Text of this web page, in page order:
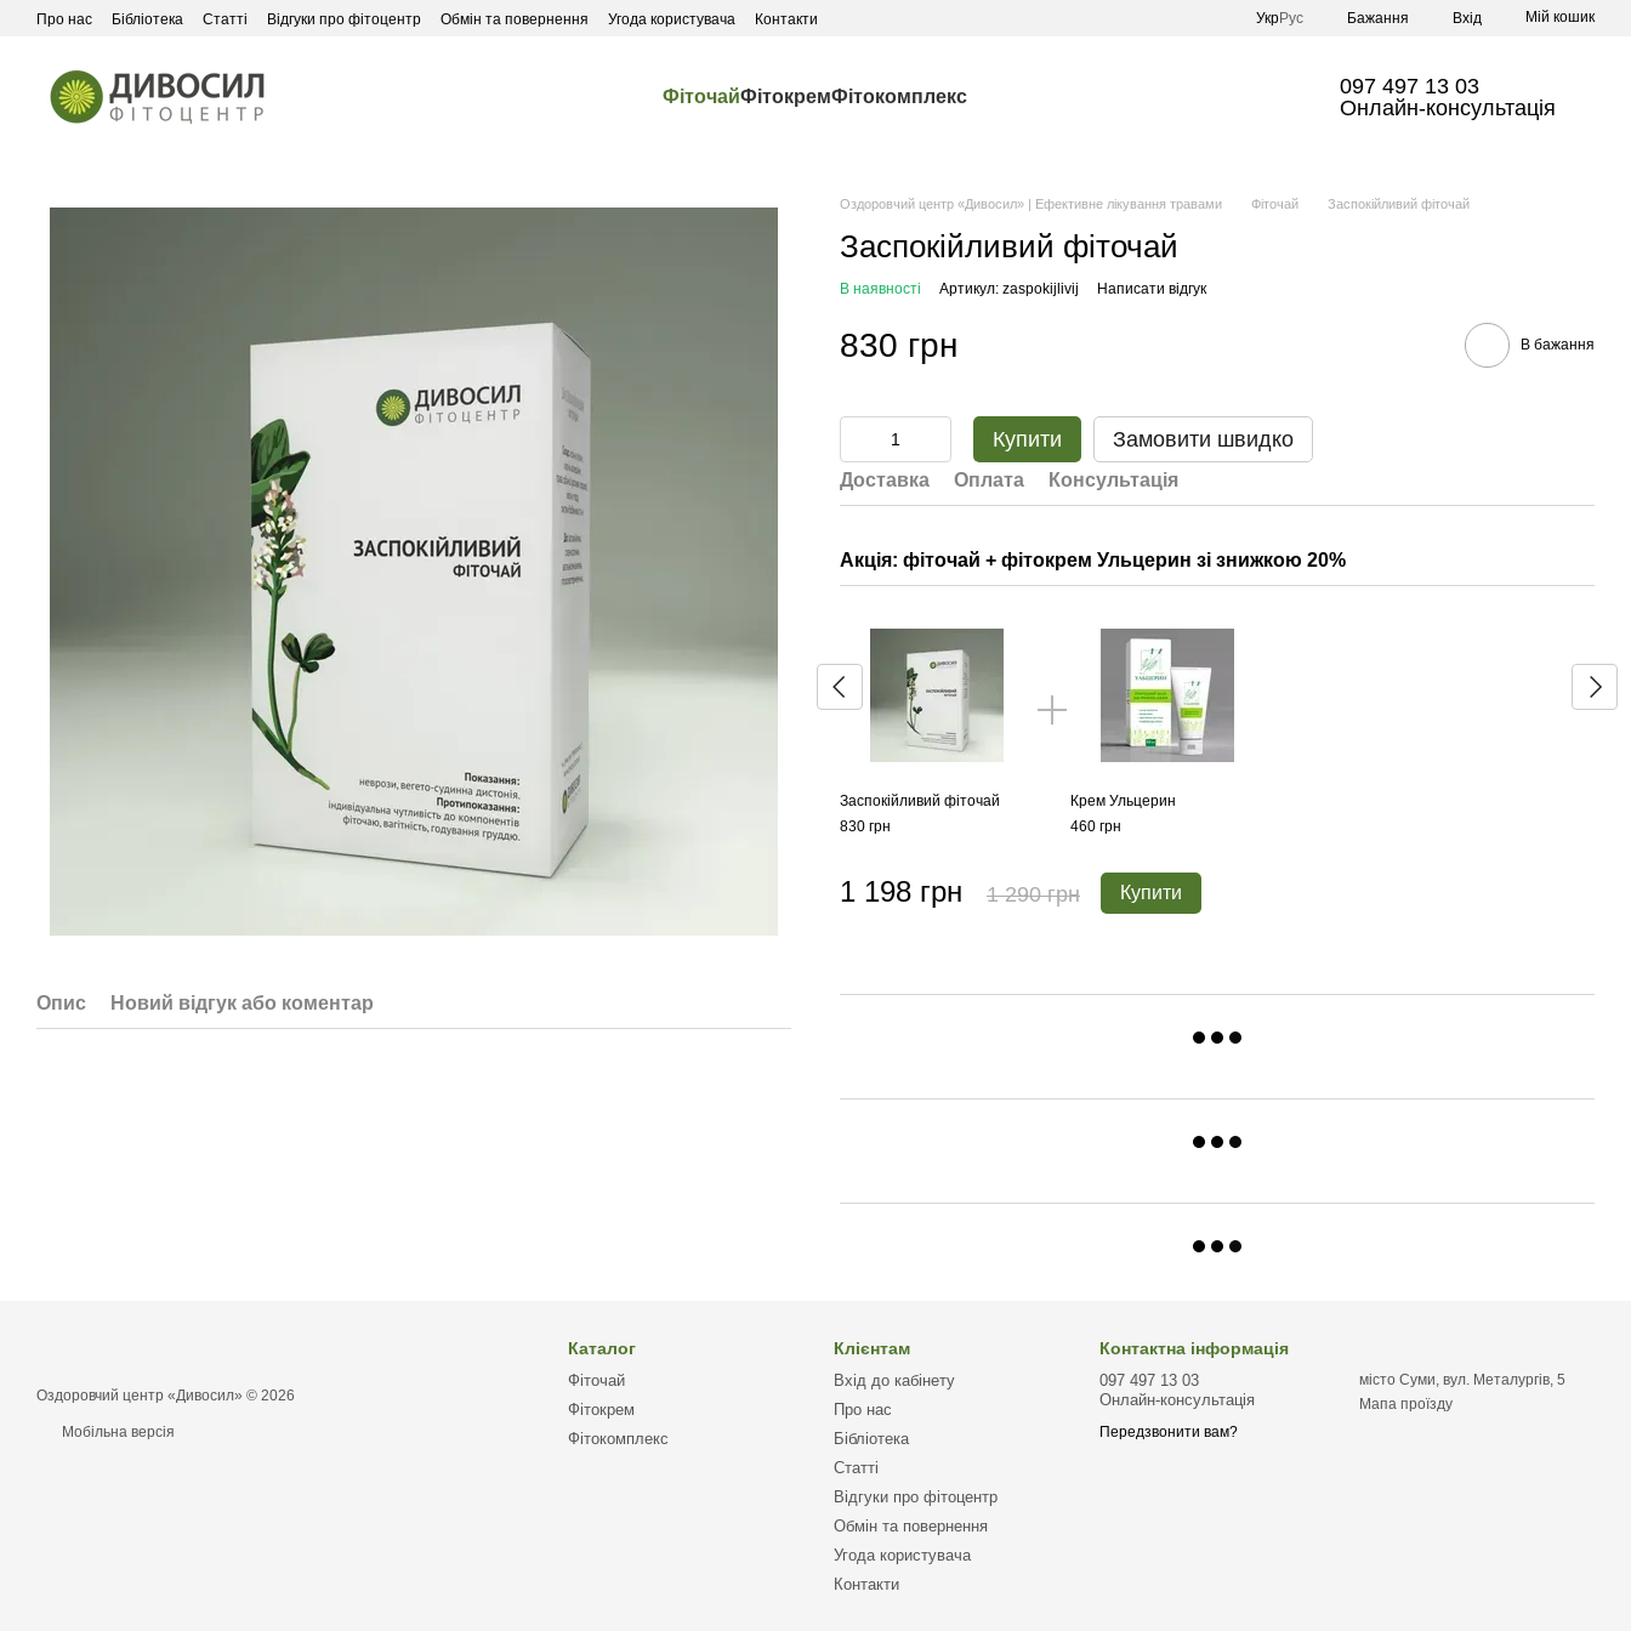
Перейти до основного контенту
Про нас Бібліотека Статті Відгуки про фітоцентр Обмін та повернення Угода користувача Контакти УкрРус Бажання Вхід Мій кошик
ФіточайФітокремФітокомплекс
097 497 13 03
Онлайн-консультація
Опис Новий відгук або коментар
Оздоровчий центр «Дивосил» | Ефективне лікування травами Фіточай Заспокійливий фіточай
Заспокійливий фіточай
В наявності Артикул: zaspokijlivij Написати відгук
830 грн В бажання
Купити Замовити швидко
Доставка Оплата Консультація
Акція: фіточай + фітокрем Ульцерин зі знижкою 20%
Заспокійливий фіточай
830 грн
Крем Ульцерин
460 грн
1 198 грн 1 290 грн Купити
Оздоровчий центр «Дивосил» © 2026
Мобільна версія
Каталог
Фіточай
Фітокрем
Фітокомплекс
Клієнтам
Вхід до кабінету
Про нас
Бібліотека
Статті
Відгуки про фітоцентр
Обмін та повернення
Угода користувача
Контакти
Контактна інформація
097 497 13 03
Онлайн-консультація
Передзвонити вам?
місто Суми, вул. Металургів, 5
Мапа проїзду